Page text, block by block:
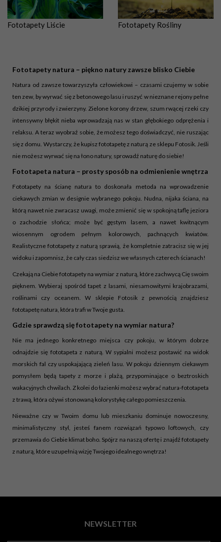
Fototapety Liście Fototapety Rośliny
Fototapety natura – piękno natury zawsze blisko Ciebie
Natura od zawsze towarzyszyła człowiekowi – czasami czujemy w sobie
ten zew, by wyrwać się z betonowego lasu i ruszyć w nieznane rejony pełne
dzikiej przyrody i zwierzyny. Zielone korony drzew, szum rwącej rzeki czy
intensywny błękit nieba wprowadzają nas w stan głębokiego odprężenia i
relaksu. A teraz wyobraź sobie, że możesz tego doświadczyć, nie ruszając
się z domu. Wystarczy, że kupisz fototapetę z naturą ze sklepu Fotosik. Jeśli
nie możesz wyrwać się na łono natury, sprowadź naturę do siebie!
Fototapeta natura – prosty sposób na odmienienie wnętrza
Fototapety na ścianę natura to doskonała metoda na wprowadzenie
ciekawych zmian w designie wybranego pokoju. Nudna, nijaka ściana, na
którą nawet nie zwracasz uwagi, może zmienić się w spokojną taflę jeziora
o zachodzie słońca; może być gęstym lasem, a nawet kwitnącym
wiosennym ogrodem pełnym kolorowych, pachnących kwiatów.
Realistyczne fototapety z naturą sprawią, że kompletnie zatracisz się w jej
widoku i zapomnisz, że cały czas siedzisz we własnych czterech ścianach!
Czekają na Ciebie fototapety na wymiar z naturą, które zachwycą Cię swoim
pięknem. Wybieraj spośród tapet z lasami, niesamowitymi krajobrazami,
roślinami czy oceanem. W sklepie Fotosik z pewnością znajdziesz
fototapetę natura, która trafi w Twoje gusta.
Gdzie sprawdzą się fototapety na wymiar natura?
Nie ma jednego konkretnego miejsca czy pokoju, w którym dobrze
odnajdzie się fototapeta z naturą. W sypialni możesz postawić na widok
morskich fal czy uspokajającą zieleń lasu. W pokoju dziennym ciekawym
pomysłem będą tapety z morze i plażą, przypominające o beztroskich
wakacyjnych chwilach. Z kolei do łazienki możesz wybrać natura-fototapeta
z trawą, która ożywi stonowaną kolorystykę całego pomieszczenia.
Nieważne czy w Twoim domu lub mieszkaniu dominuje nowoczesny,
minimalistyczny styl, jesteś fanem rozwiązań typowo loftowych, czy
przemawia do Ciebie klimat boho. Spójrz na naszą ofertę i znajdź fototapety
z naturą, które uzupełnią wizję Twojego idealnego wnętrza!
NEWSLETTER